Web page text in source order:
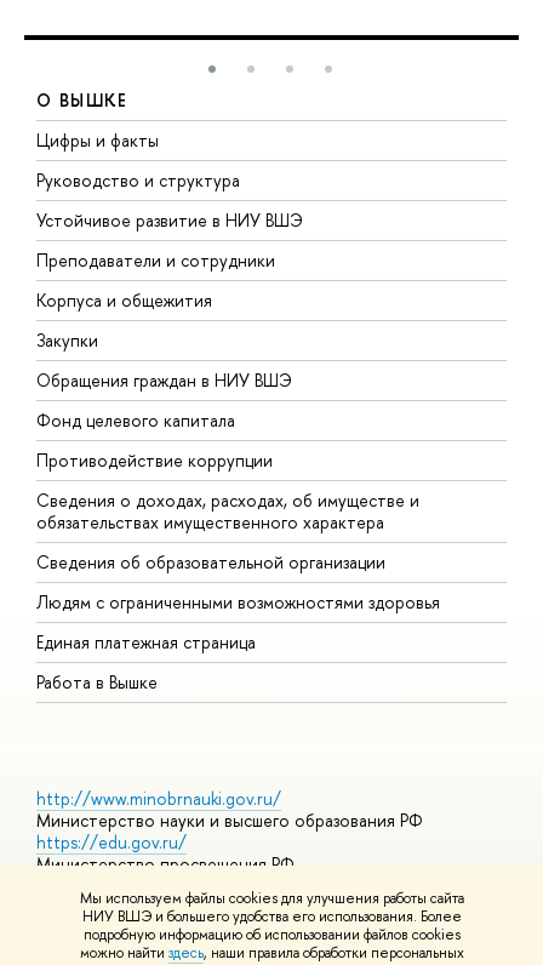
Мы используем файлы cookies для улучшения работы сайта
НИУ ВШЭ и большего удобства его использования. Более
подробную информацию об использовании файлов cookies
можно найти здесь, наши правила обработки персональных
О ВЫШКЕ
Цифры и факты
Руководство и структура
Устойчивое развитие в НИУ ВШЭ
Преподаватели и сотрудники
Корпуса и общежития
Закупки
Обращения граждан в НИУ ВШЭ
Фонд целевого капитала
Противодействие коррупции
Сведения о доходах, расходах, об имуществе и
обязательствах имущественного характера
Сведения об образовательной организации
Людям с ограниченными возможностями здоровья
Единая платежная страница
Работа в Вышке
http://www.minobrnauki.gov.ru/
Министерство науки и высшего образования РФ
https://edu.gov.ru/
Министерство просвещения РФ
Массовые открытые онлайн-курсы